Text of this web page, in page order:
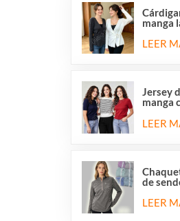
manga
en V y
para
LEER
Jersey
manga
LEER
de
de
media
LEER